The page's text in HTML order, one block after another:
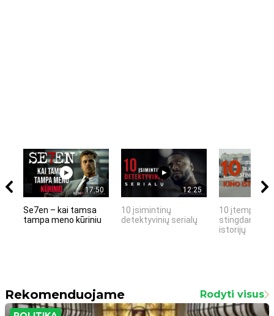
17:50
Se7en – kai tamsa
tampa meno kūriniu
12:25
10 įsimintinų
detektyvinių serialų
10 įtemptų,
stingdančių
istorijų
Rekomenduojame Rodyti visus